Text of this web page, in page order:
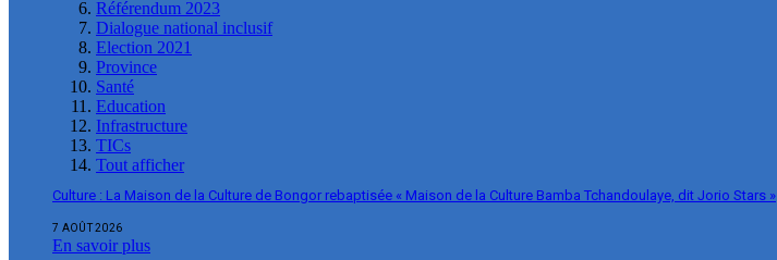
Référendum 2023
Dialogue national inclusif
Election 2021
Province
Santé
Education
Infrastructure
TICs
Tout afficher
Culture : La Maison de la Culture de Bongor rebaptisée « Maison de la Culture Bamba Tchandoulaye, dit Jorio Stars »
7 AOÛT 2026
En savoir plus